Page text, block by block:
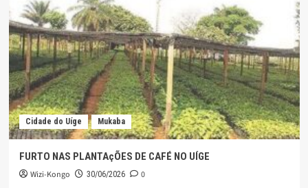
Cidade do Uíge Mukaba
FURTO NAS PLANTAçÕES DE CAFÉ NO UÍGE
Wizi-Kongo 30/06/2026 0